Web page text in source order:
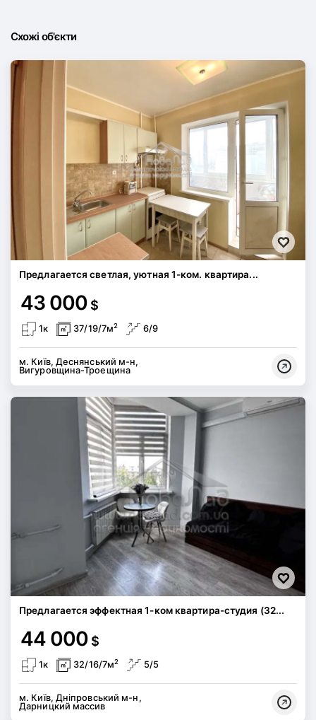
Схожі об'єкти
Предлагается светлая, уютная 1-ком. квартира...
43 000 $
1к 37/19/7м2 6/9
м. Київ, Деснянський м-н,
Вигуровщина-Троещина
Предлагается эффектная 1-ком квартира-студия (32...
44 000 $
1к 32/16/7м2 5/5
м. Київ, Дніпровський м-н,
Дарницкий массив